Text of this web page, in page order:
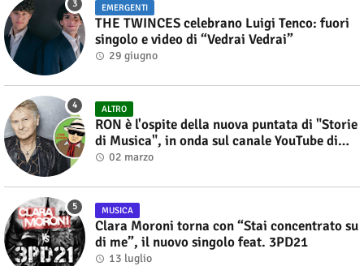
EMERGENTI
THE TWINCES celebrano Luigi Tenco: fuori
singolo e video di “Vedrai Vedrai”
29 giugno
ALTRO
RON è l'ospite della nuova puntata di "Storie
di Musica", in onda sul canale YouTube di
Alberto Salerno
02 marzo
MUSICA
Clara Moroni torna con “Stai concentrato su
di me”, il nuovo singolo feat. 3PD21
13 luglio